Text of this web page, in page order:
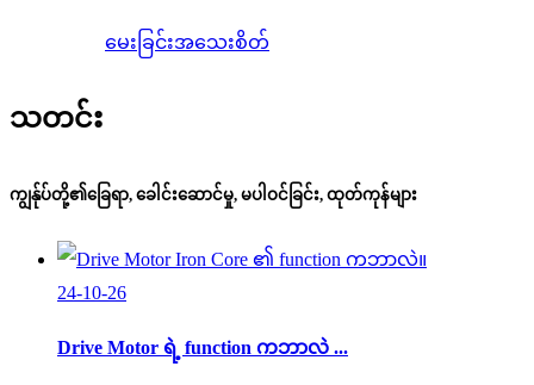
မေးခြင်းအသေးစိတ်
သတင်း
ကျွန်ုပ်တို့၏ခြေရာ, ခေါင်းဆောင်မှု, မပါဝင်ခြင်း, ထုတ်ကုန်များ
24-10-26
Drive Motor ရဲ့ function ကဘာလဲ ...